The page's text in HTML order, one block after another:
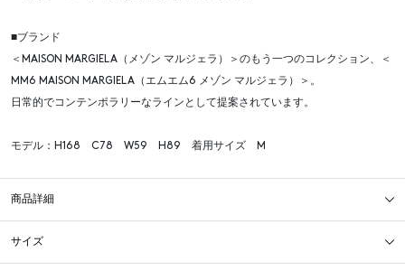
■ブランド
＜MAISON MARGIELA（メゾン マルジェラ）＞のもう一つのコレクション、＜
MM6 MAISON MARGIELA（エムエム6 メゾン マルジェラ）＞。
日常的でコンテンポラリーなラインとして提案されています。
モデル：H168 C78 W59 H89 着用サイズ M
商品詳細
サイズ